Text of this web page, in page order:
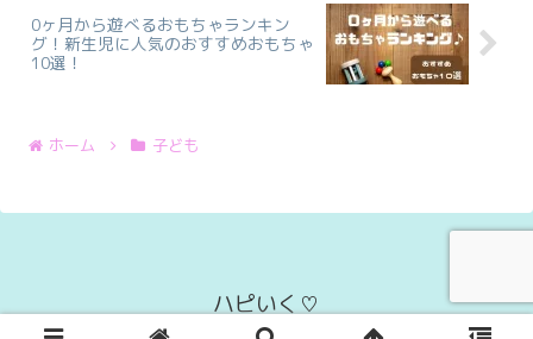
0ヶ月から遊べるおもちゃランキン
グ！新生児に人気のおすすめおもちゃ
10選！
ホーム 子ども
ハピいく♡